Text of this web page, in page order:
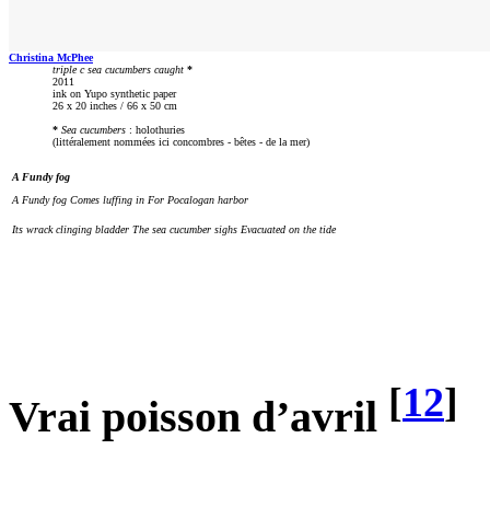
Christina McPhee
triple c sea cucumbers caught *
2011
ink on Yupo synthetic paper
26 x 20 inches / 66 x 50 cm
* Sea cucumbers : holothuries
(littéralement nommées ici concombres - bêtes - de la mer)
A Fundy fog
A Fundy fog Comes luffing in For Pocalogan harbor
Its wrack clinging bladder The sea cucumber sighs Evacuated on the tide
Vrai poisson d’avril [12]